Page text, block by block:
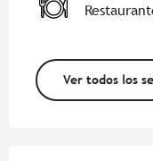
Ver todos los